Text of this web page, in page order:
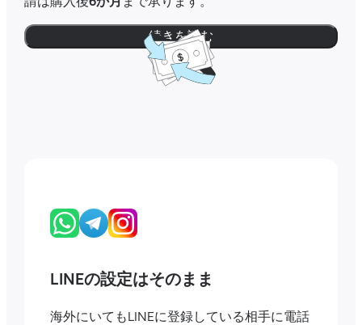
続きを読む
LINEの設定はそのまま
海外にいてもLINEに登録している相手に電話